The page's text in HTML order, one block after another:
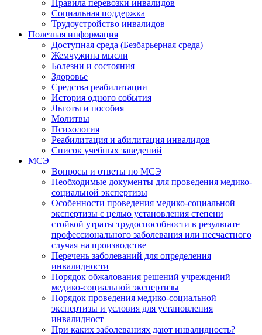
Правила перевозки инвалидов
Социальная поддержка
Трудоустройство инвалидов
Полезная информация
Доступная среда (Безбарьерная среда)
Жемчужина мысли
Болезни и состояния
Здоровье
Средства реабилитации
История одного события
Льготы и пособия
Молитвы
Психология
Реабилитация и абилитация инвалидов
Список учебных заведений
МСЭ
Вопросы и ответы по МСЭ
Необходимые документы для проведения медико-
социальной экспертизы
Особенности проведения медико-социальной
экспертизы с целью установления степени
стойкой утраты трудоспособности в результате
профессионального заболевания или несчастного
случая на производстве
Перечень заболеваний для определения
инвалидности
Порядок обжалования решений учреждений
медико-социальной экспертизы
Порядок проведения медико-социальной
экспертизы и условия для установления
инвалидност
При каких заболеваниях дают инвалидность?